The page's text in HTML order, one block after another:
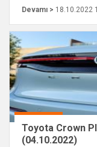
Devamı > 18.10.2022
Toyota Crown
(04.10.2022)